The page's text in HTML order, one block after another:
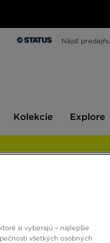
Nájsť predajňu
Kolekcie Explore
THE NORTH
si vyberajú – najlepšie
všetkých osobných